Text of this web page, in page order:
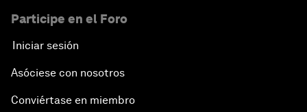
Participe en el Foro
Iniciar sesión
Asóciese con nosotros
Conviértase en miembro